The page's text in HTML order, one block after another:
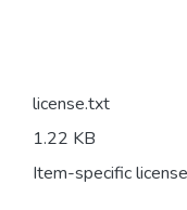
license.txt
1.22 KB
Item-specific